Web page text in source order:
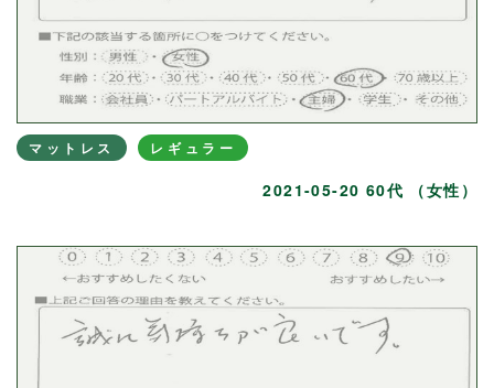
マットレス レギュラー
2021-05-20 60代 （女性）